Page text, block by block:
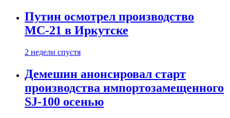
Путин осмотрел производство
МС-21 в Иркутске
2 недели спустя
Демешин анонсировал старт
производства импортозамещенного
SJ-100 осенью